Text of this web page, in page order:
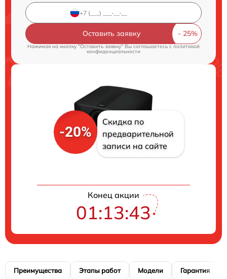
Оставить заявку
Нажимая на кнопку "Оставить заявку" Вы соглашаетесь cполитикой
конфиденциальности
-20%
Скидка по
предварительной
записи на сайте
Конец акции
01:13:42
Преимущества Этапы работ Модели Гарантия